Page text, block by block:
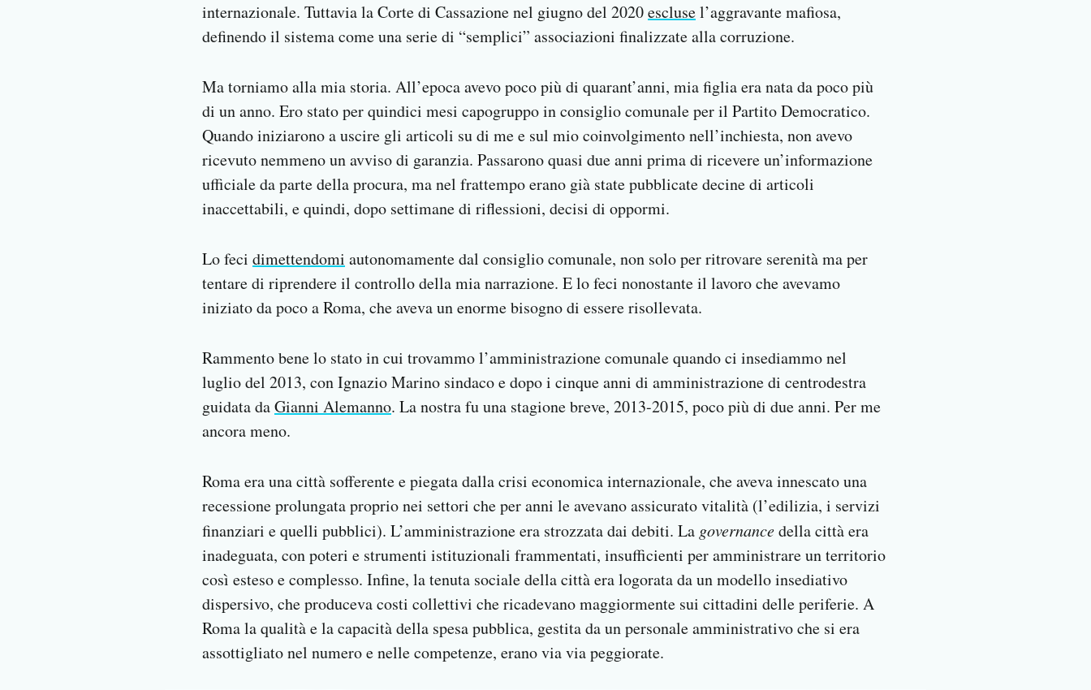
internazionale. Tuttavia la Corte di Cassazione nel giugno del 2020esclusel’aggravante mafiosa,
definendo il sistema come una serie di “semplici” associazioni finalizzate alla corruzione.
Ma torniamo alla mia storia. All’epoca avevo poco più di quarant’anni, mia figlia era nata da poco più
di un anno. Ero stato per quindici mesi capogruppo in consiglio comunale per il Partito Democratico.
Quando iniziarono a uscire gli articoli su di me e sul mio coinvolgimento nell’inchiesta, non avevo
ricevuto nemmeno un avviso di garanzia. Passarono quasi due anni prima di ricevere un’informazione
ufficiale da parte della procura, ma nel frattempo erano già state pubblicate decine di articoli
inaccettabili, e quindi, dopo settimane di riflessioni, decisi di oppormi.
Lo feci dimettendomi autonomamente dal consiglio comunale, non solo per ritrovare serenità ma per
tentare di riprendere il controllo della mia narrazione. E lo feci nonostante il lavoro che avevamo
iniziato da poco a Roma, che aveva un enorme bisogno di essere risollevata.
Rammento bene lo stato in cui trovammo l’amministrazione comunale quando ci insediammo nel
luglio del 2013, con Ignazio Marino sindaco e dopo i cinque anni di amministrazione di centrodestra
guidata daGianni Alemanno. La nostra fu una stagione breve, 2013-2015, poco più di due anni. Per me
ancora meno.
Roma era una città sofferente e piegata dalla crisi economica internazionale, che aveva innescato una
recessione prolungata proprio nei settori che per anni le avevano assicurato vitalità (l’edilizia, i servizi
finanziari e quelli pubblici). L’amministrazione era strozzata dai debiti. La governancedella città era
inadeguata, con poteri e strumenti istituzionali frammentati, insufficienti per amministrare un territorio
così esteso e complesso. Infine, la tenuta sociale della città era logorata da un modello insediativo
dispersivo, che produceva costi collettivi che ricadevano maggiormente sui cittadini delle periferie. A
Roma la qualità e la capacità della spesa pubblica, gestita da un personale amministrativo che si era
assottigliato nel numero e nelle competenze, erano via via peggiorate.